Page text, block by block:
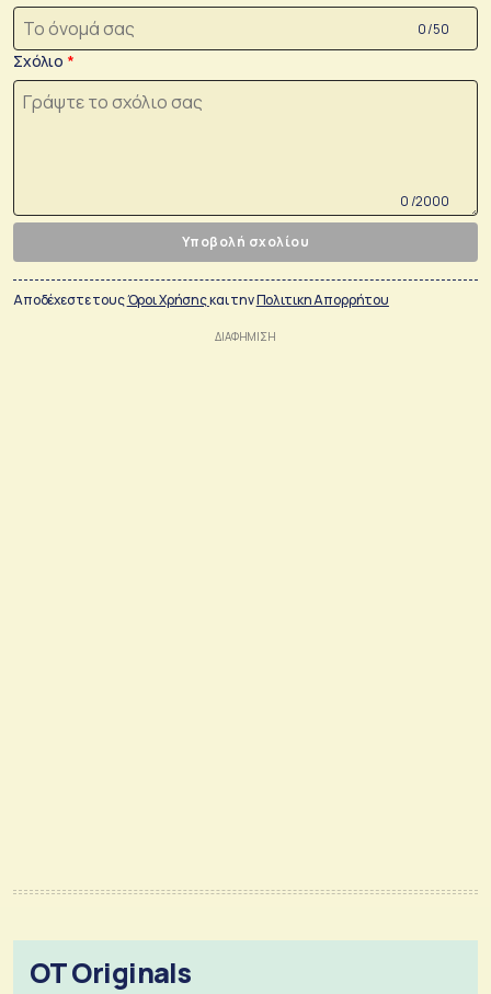
0 /50
Σχόλιο
0 /2000
Υποβολή σχολίου
Αποδέχεστε τουςΌροι Χρήσηςκαι τηνΠολιτικη Απορρήτου
OT Originals